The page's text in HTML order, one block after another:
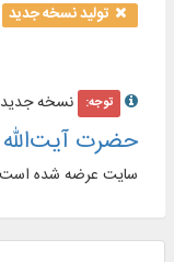
تولید نسخه جدید
توجه: نسخه
حضرت
سایت عرضه شده